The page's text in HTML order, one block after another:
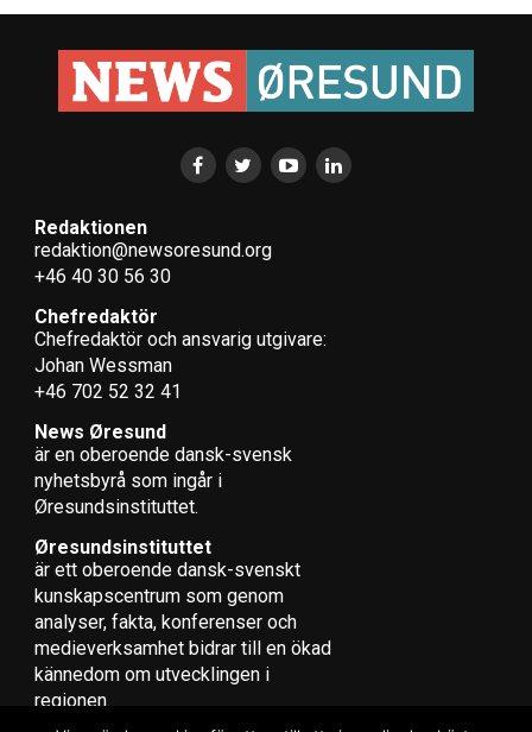
Redaktionen
redaktion@newsoresund.org
+46 40 30 56 30
Chefredaktör
Chefredaktör och ansvarig utgivare:
Johan Wessman
+46 702 52 32 41
News Øresund
är en oberoende dansk-svensk
nyhets­byrå som ingår i
Øresundsinstituttet.
Øresundsinstituttet
är ett oberoende dansk-svenskt
kunskapscentrum som genom
analyser, fakta, konferenser och
medieverksamhet bidrar till en ökad
kännedom om utvecklingen i
regionen.